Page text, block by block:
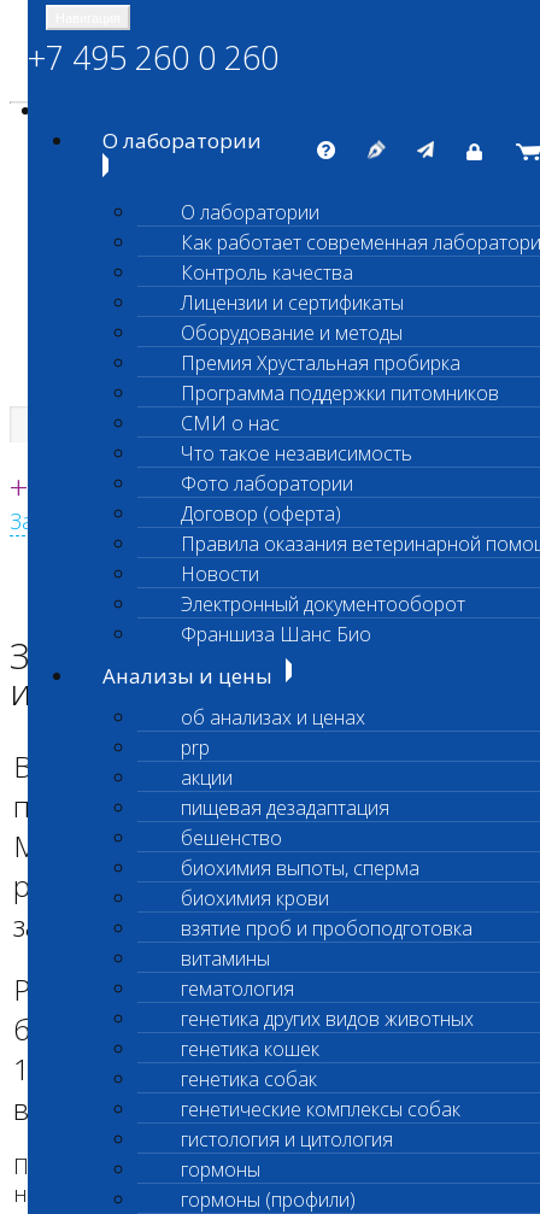
ШАНС БИО
Независимая ветеринарная лаборатория
Единая круглосуточная справочная
+7 495 260 0 260
Заказать звонок с сайта
+7 495 260 0 260
О лаборатории
О лаборатории
Как работает современная
Контроль качества
Лицензии и сертификаты
Оборудование и методы
Премия Хрустальная пробирка
Программа поддержки питомников
СМИ о нас
Что такое независимость
Фото лаборатории
Договор (оферта)
Правила оказания ветеринарной
Новости
Электронный документооборот
Франшиза Шанс Био
Анализы и цены
об анализах и ценах
prp
акции
пищевая дезадаптация
бешенство
биохимия выпоты, сперма
биохимия крови
взятие проб и пробоподготовка
витамины
гематология
генетика других видов животных
генетика кошек
генетика собак
генетические комплексы собак
гистология и цитология
гормоны
гормоны (профили)
Главная страница
Задержка выдачи ПЦР исследований!
Задержка выдачи ПЦР
исследований!
В связи с техногическими
перестановками в отделе
МОЛЕКУЛЯРНОЙ ДИАГНОСТИки,
результаты анализов на ПЦР будут
задержаны!
Результаты, по материалам которые
были сданы в лабораторию 17,18 и
19 марта, будут обработаны и
выданы 21 и 22 марта 2017г.
Приносим свои извинения за доставленные
неудобства. Надеемся на понимание.